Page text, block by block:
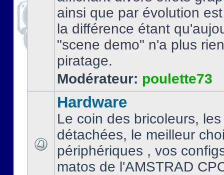
ainsi que par évolution
la différence étant
"scene demo" n'a plus
piratage.
Modérateur: poulette73
Hardware
Le coin des bricoleurs,
détachées, le meilleur
périphériques , vos
matos de l'AMSTRAD